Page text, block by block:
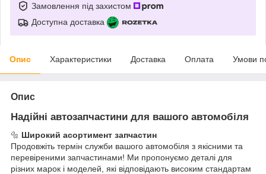
Замовлення під захистом
Доступна доставка
Опис Характеристики Доставка Оплата Умови
Опис
Надійні автозапчастини для вашого автомобіля
🔩 Широкий асортимент запчастин
Продовжіть термін служби вашого автомобіля з якісними та
перевіреними запчастинами! Ми пропонуємо деталі для
різних марок і моделей, які відповідають високим стандартам